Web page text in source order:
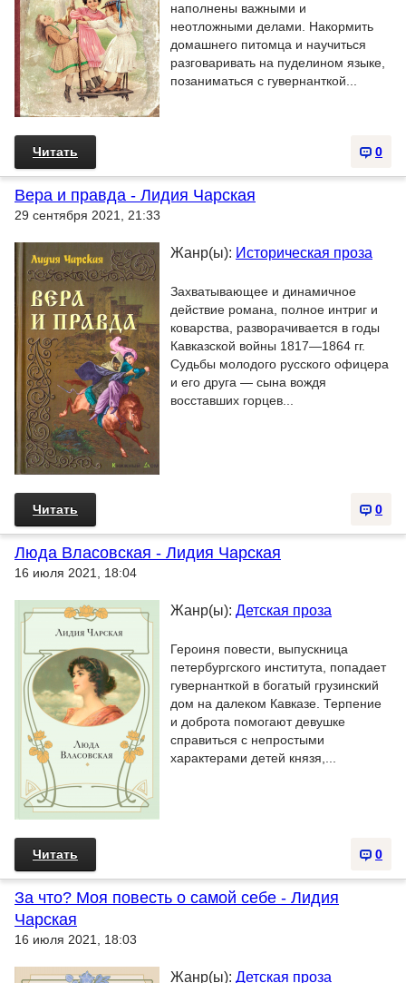
наполнены важными и
неотложными делами. Накормить
домашнего питомца и научиться
разговаривать на пуделином языке,
позаниматься с гувернанткой...
0
Читать
Вера и правда - Лидия Чарская
29 сентября 2021, 21:33
Жанр(ы): Историческая проза
Захватывающее и динамичное
действие романа, полное интриг и
коварства, разворачивается в годы
Кавказской войны 1817—1864 гг.
Судьбы молодого русского офицера
и его друга — сына вождя
восставших горцев...
0
Читать
Люда Власовская - Лидия Чарская
16 июля 2021, 18:04
Жанр(ы): Детская проза
Героиня повести, выпускница
петербургского института, попадает
гувернанткой в богатый грузинский
дом на далеком Кавказе. Терпение
и доброта помогают девушке
справиться с непростыми
характерами детей князя,...
0
Читать
За что? Моя повесть о самой себе - Лидия
Чарская
16 июля 2021, 18:03
Жанр(ы): Детская проза